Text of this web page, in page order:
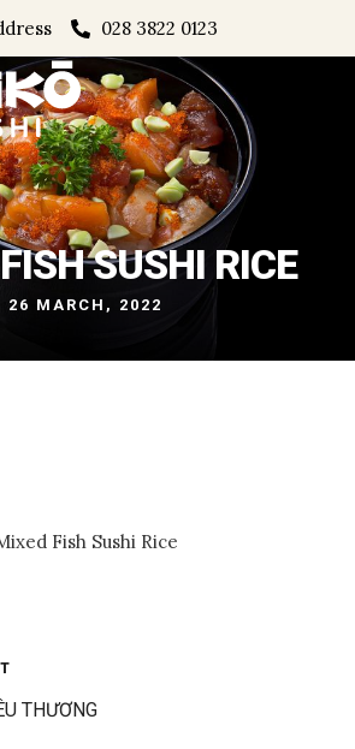
028 3822 0123
SUSHI RICE
26 MARCH, 2022
Fish Sushi Rice
THƯƠNG